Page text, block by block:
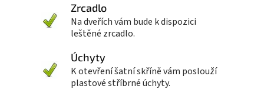
Zrcadlo
Na dveřích vám bude k dispozici
leštěné zrcadlo.
Úchyty
K otevření šatní skříně vám poslouží
plastové stříbrné úchyty.